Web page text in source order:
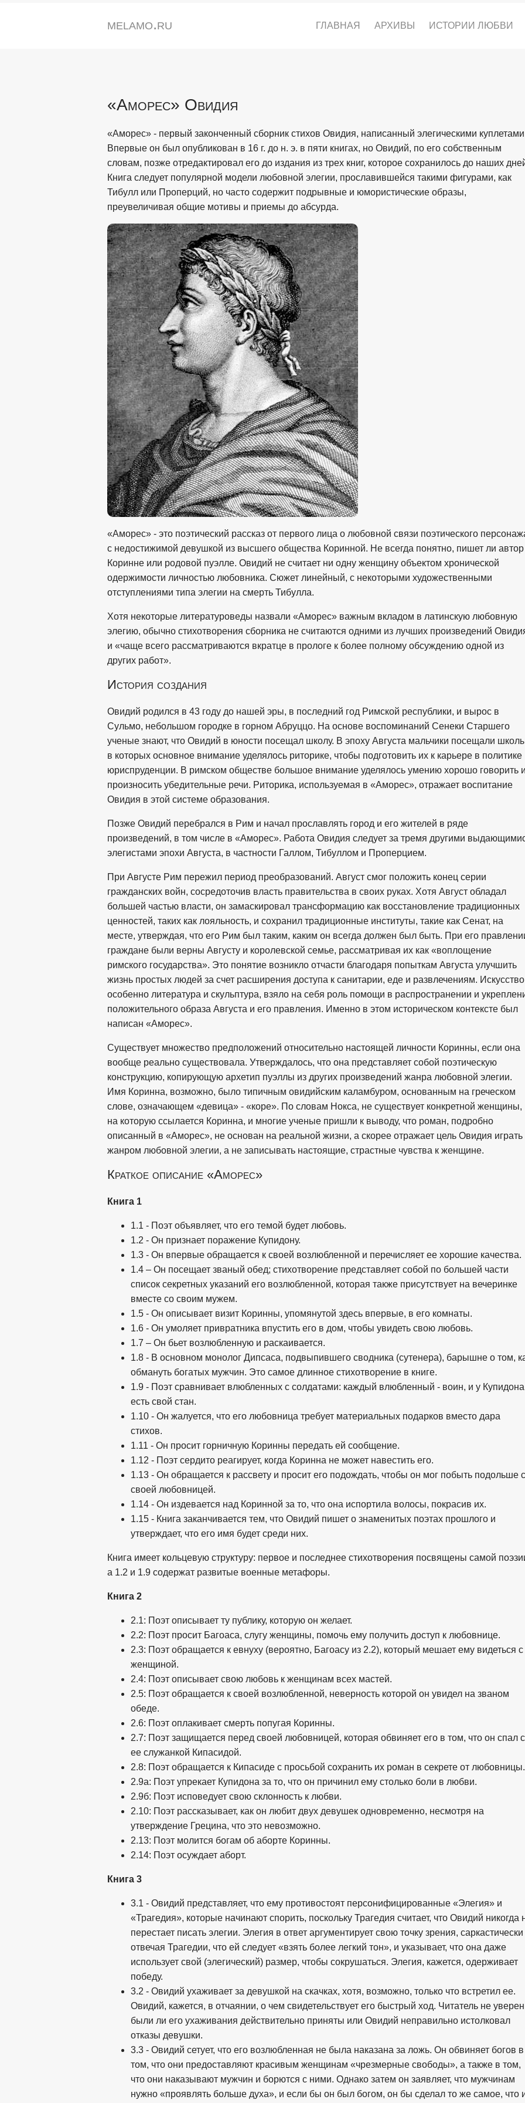
melamo.ru ГЛАВНАЯ АРХИВЫ ИСТОРИИ ЛЮБВИ
«Аморес» Овидия
«Аморес» - первый законченный сборник стихов Овидия, написанный элегическими
Впервые он был опубликован в 16 г. до н. э. в пяти книгах, но Овидий, по его собственным
словам, позже отредактировал его до издания из трех книг, которое сохранилось до наших
Книга следует популярной модели любовной элегии, прославившейся такими фигурами, как
Тибулл или Проперций, но часто содержит подрывные и юмористические образы,
преувеличивая общие мотивы и приемы до абсурда.
«Аморес» - это поэтический рассказ от первого лица о любовной связи поэтического
с недостижимой девушкой из высшего общества Коринной. Не всегда понятно, пишет ли
Коринне или родовой пуэлле. Овидий не считает ни одну женщину объектом хронической
одержимости личностью любовника. Сюжет линейный, с некоторыми художественными
отступлениями типа элегии на смерть Тибулла.
Хотя некоторые литературоведы назвали «Аморес» важным вкладом в латинскую любовную
элегию, обычно стихотворения сборника не считаются одними из лучших произведений
и «чаще всего рассматриваются вкратце в прологе к более полному обсуждению одной из
других работ».
История создания
Овидий родился в 43 году до нашей эры, в последний год Римской республики, и вырос в
Сульмо, небольшом городке в горном Абруццо. На основе воспоминаний Сенеки Старшего
ученые знают, что Овидий в юности посещал школу. В эпоху Августа мальчики посещали
в которых основное внимание уделялось риторике, чтобы подготовить их к карьере в политике
юриспруденции. В римском обществе большое внимание уделялось умению хорошо говорить
произносить убедительные речи. Риторика, используемая в «Аморес», отражает воспитание
Овидия в этой системе образования.
Позже Овидий перебрался в Рим и начал прославлять город и его жителей в ряде
произведений, в том числе в «Аморес». Работа Овидия следует за тремя другими
элегистами эпохи Августа, в частности Галлом, Тибуллом и Проперцием.
При Августе Рим пережил период преобразований. Август смог положить конец серии
гражданских войн, сосредоточив власть правительства в своих руках. Хотя Август обладал
большей частью власти, он замаскировал трансформацию как восстановление традиционных
ценностей, таких как лояльность, и сохранил традиционные институты, такие как Сенат, на
месте, утверждая, что его Рим был таким, каким он всегда должен был быть. При его
граждане были верны Августу и королевской семье, рассматривая их как «воплощение
римского государства». Это понятие возникло отчасти благодаря попыткам Августа улучшить
жизнь простых людей за счет расширения доступа к санитарии, еде и развлечениям.
особенно литература и скульптура, взяло на себя роль помощи в распространении и
положительного образа Августа и его правления. Именно в этом историческом контексте был
написан «Аморес».
Существует множество предположений относительно настоящей личности Коринны, если она
вообще реально существовала. Утверждалось, что она представляет собой поэтическую
конструкцию, копирующую архетип пуэллы из других произведений жанра любовной элегии.
Имя Коринна, возможно, было типичным овидийским каламбуром, основанным на греческом
слове, означающем «девица» - «коре». По словам Нокса, не существует конкретной женщины,
на которую ссылается Коринна, и многие ученые пришли к выводу, что роман, подробно
описанный в «Аморес», не основан на реальной жизни, а скорее отражает цель Овидия играть
жанром любовной элегии, а не записывать настоящие, страстные чувства к женщине.
Краткое описание «Аморес»
Книга 1
1.1 - Поэт объявляет, что его темой будет любовь.
1.2 - Он признает поражение Купидону.
1.3 - Он впервые обращается к своей возлюбленной и перечисляет ее хорошие качества.
1.4 – Он посещает званый обед; стихотворение представляет собой по большей части
список секретных указаний его возлюбленной, которая также присутствует на вечеринке
вместе со своим мужем.
1.5 - Он описывает визит Коринны, упомянутой здесь впервые, в его комнаты.
1.6 - Он умоляет привратника впустить его в дом, чтобы увидеть свою любовь.
1.7 – Он бьет возлюбленную и раскаивается.
1.8 - В основном монолог Дипсаса, подвыпившего сводника (сутенера), барышне о том,
обмануть богатых мужчин. Это самое длинное стихотворение в книге.
1.9 - Поэт сравнивает влюбленных с солдатами: каждый влюбленный - воин, и у Купидона
есть свой стан.
1.10 - Он жалуется, что его любовница требует материальных подарков вместо дара
стихов.
1.11 - Он просит горничную Коринны передать ей сообщение.
1.12 - Поэт сердито реагирует, когда Коринна не может навестить его.
1.13 - Он обращается к рассвету и просит его подождать, чтобы он мог побыть подольше
своей любовницей.
1.14 - Он издевается над Коринной за то, что она испортила волосы, покрасив их.
1.15 - Книга заканчивается тем, что Овидий пишет о знаменитых поэтах прошлого и
утверждает, что его имя будет среди них.
Книга имеет кольцевую структуру: первое и последнее стихотворения посвящены самой
а 1.2 и 1.9 содержат развитые военные метафоры.
Книга 2
2.1: Поэт описывает ту публику, которую он желает.
2.2: Поэт просит Багоаса, слугу женщины, помочь ему получить доступ к любовнице.
2.3: Поэт обращается к евнуху (вероятно, Багоасу из 2.2), который мешает ему видеться с
женщиной.
2.4: Поэт описывает свою любовь к женщинам всех мастей.
2.5: Поэт обращается к своей возлюбленной, неверность которой он увидел на званом
обеде.
2.6: Поэт оплакивает смерть попугая Коринны.
2.7: Поэт защищается перед своей любовницей, которая обвиняет его в том, что он спал с
ее служанкой Кипасидой.
2.8: Поэт обращается к Кипасиде с просьбой сохранить их роман в секрете от любовницы.
2.9а: Поэт упрекает Купидона за то, что он причинил ему столько боли в любви.
2.9б: Поэт исповедует свою склонность к любви.
2.10: Поэт рассказывает, как он любит двух девушек одновременно, несмотря на
утверждение Грецина, что это невозможно.
2.13: Поэт молится богам об аборте Коринны.
2.14: Поэт осуждает аборт.
Книга 3
3.1 - Овидий представляет, что ему противостоят персонифицированные «Элегия» и
«Трагедия», которые начинают спорить, поскольку Трагедия считает, что Овидий никогда
перестает писать элегии. Элегия в ответ аргументирует свою точку зрения, саркастически
отвечая Трагедии, что ей следует «взять более легкий тон», и указывает, что она даже
использует свой (элегический) размер, чтобы сокрушаться. Элегия, кажется, одерживает
победу.
3.2 - Овидий ухаживает за девушкой на скачках, хотя, возможно, только что встретил ее.
Овидий, кажется, в отчаянии, о чем свидетельствует его быстрый ход. Читатель не
были ли его ухаживания действительно приняты или Овидий неправильно истолковал
отказы девушки.
3.3 - Овидий сетует, что его возлюбленная не была наказана за ложь. Он обвиняет богов в
том, что они предоставляют красивым женщинам «чрезмерные свободы», а также в том,
что они наказывают мужчин и борются с ними. Однако затем он заявляет, что мужчинам
нужно «проявлять больше духа», и если бы он был богом, он бы сделал то же самое, что